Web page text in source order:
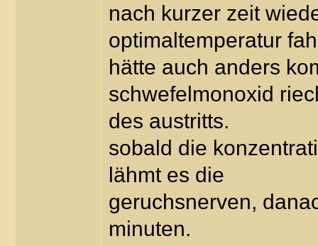
nach kurzer zeit
optimaltemperatur
hätte auch anders
schwefelmonoxid
des austritts.
sobald die
lähmt es die
geruchsnerven,
minuten.